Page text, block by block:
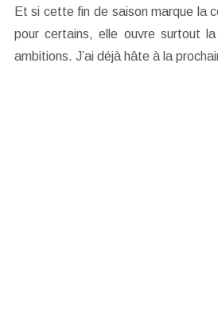
Et si cette fin de saison marque la
pour certains, elle ouvre surtout
ambitions. J’ai déjà hâte à la